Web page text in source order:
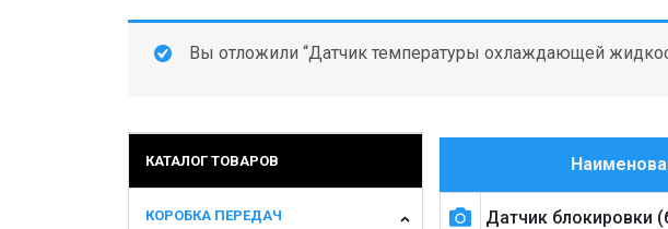
Вы отложили “Датчик температуры охлаждающей
КАТАЛОГ ТОВАРОВ
КОРОБКА ПЕРЕДАЧ Датчик блокировки